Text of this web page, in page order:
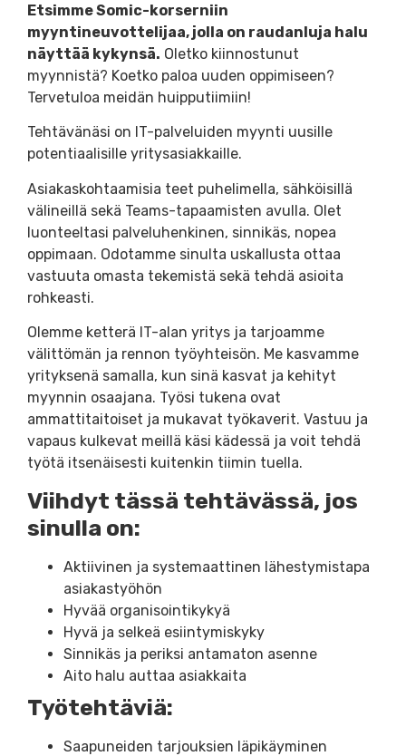
Etsimme Somic-korserniin
myyntineuvottelijaa, jolla on raudanluja halu
näyttää kykynsä. Oletko kiinnostunut
myynnistä? Koetko paloa uuden oppimiseen?
Tervetuloa meidän huipputiimiin!
Tehtävänäsi on IT-palveluiden myynti uusille
potentiaalisille yritysasiakkaille.
Asiakaskohtaamisia teet puhelimella, sähköisillä
välineillä sekä Teams-tapaamisten avulla. Olet
luonteeltasi palveluhenkinen, sinnikäs, nopea
oppimaan. Odotamme sinulta uskallusta ottaa
vastuuta omasta tekemistä sekä tehdä asioita
rohkeasti.
Olemme ketterä IT-alan yritys ja tarjoamme
välittömän ja rennon työyhteisön. Me kasvamme
yrityksenä samalla, kun sinä kasvat ja kehityt
myynnin osaajana. Työsi tukena ovat
ammattitaitoiset ja mukavat työkaverit. Vastuu ja
vapaus kulkevat meillä käsi kädessä ja voit tehdä
työtä itsenäisesti kuitenkin tiimin tuella.
Viihdyt tässä tehtävässä, jos
sinulla on:
Aktiivinen ja systemaattinen lähestymistapa
asiakastyöhön
Hyvää organisointikykyä
Hyvä ja selkeä esiintymiskyky
Sinnikäs ja periksi antamaton asenne
Aito halu auttaa asiakkaita
Työtehtäviä:
Saapuneiden tarjouksien läpikäyminen